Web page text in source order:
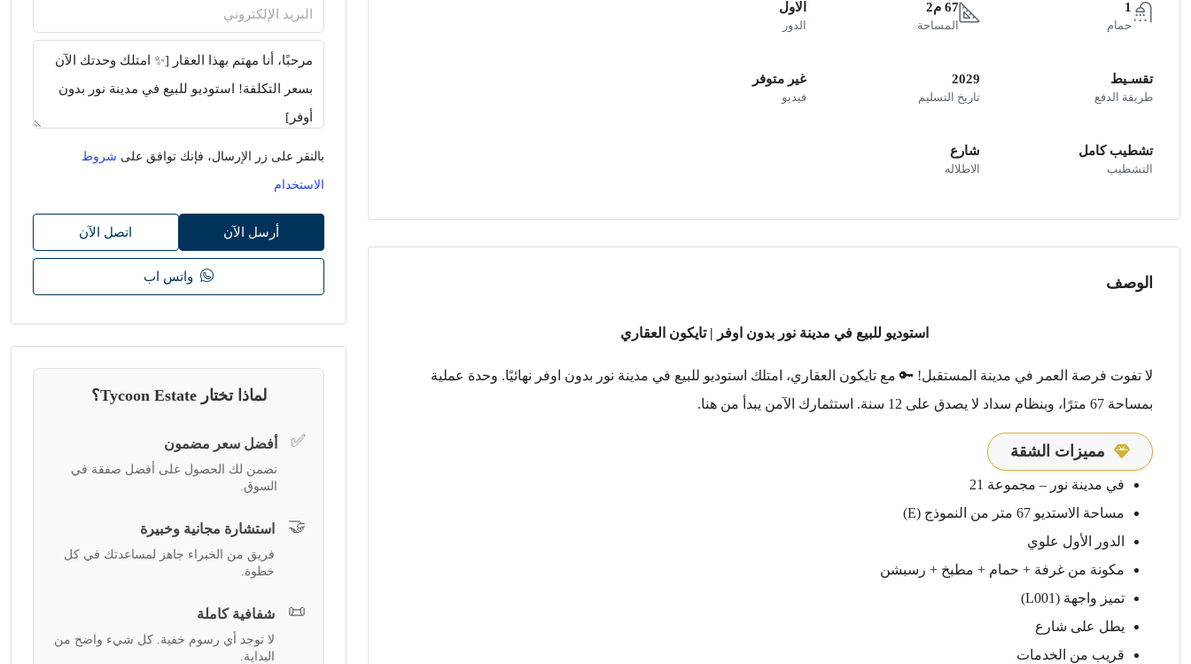
1
حمام
67 م2
المساحة
الاول
الدور
تقسـيط
طريقة الدفع
2029
تاريخ التسليم
غير متوفر
فيديو
تشطيب كامل
التشطيب
شارع
الاطلاله
الوصف
استوديو للبيع في مدينة نور بدون اوفر | تايكون العقاري
لا تفوت فرصة العمر في مدينة المستقبل! 🔑 مع تايكون العقاري، امتلك استوديو للبيع في مدينة نور بدون اوفر نهائيًا. وحدة عملية
بمساحة 67 مترًا، وبنظام سداد لا يصدق على 12 سنة. استثمارك الآمن يبدأ من هنا.
مميزات الشقة
في مدينة نور – مجموعة 21
مساحة الاستديو 67 متر من النموذج (E)
الدور الأول علوي
مكونة من غرفة + حمام + مطبخ + رسبشن
تميز واجهة (L001)
يطل على شارع
قريب من الخدمات
بالنقر على زر الإرسال، فإنك توافق على شروط
الاستخدام
أرسل الآن اتصل الآن
واتس اب
لماذا تختار Tycoon Estate؟
✅ أفضل سعر مضمون
نضمن لك الحصول على أفضل صفقة في
السوق.
🤝 استشارة مجانية وخبيرة
فريق من الخبراء جاهز لمساعدتك في كل
خطوة.
📜 شفافية كاملة
لا توجد أي رسوم خفية. كل شيء واضح من
البداية.